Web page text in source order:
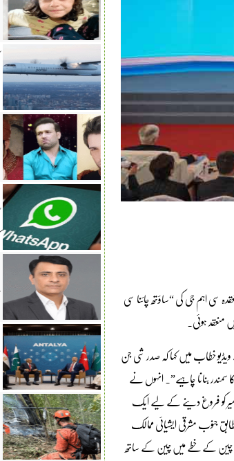
سی اہم جی کی “ساؤتھ چائنا سی
منعقد ہوئی۔
خطاب میں کہا کہ صدر شی جن
سمندر بنانا چاہیے”۔ انہوں نے
کو فروغ دینے کے لیے ایک
جنوب مشرقی ایشیائی ممالک
چین کے خطے میں چین کے ساتھ